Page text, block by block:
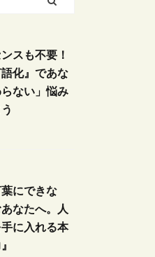
スも不要！
語化』であな
ない」悩み
葉にできな
なたへ。人
に入れる本